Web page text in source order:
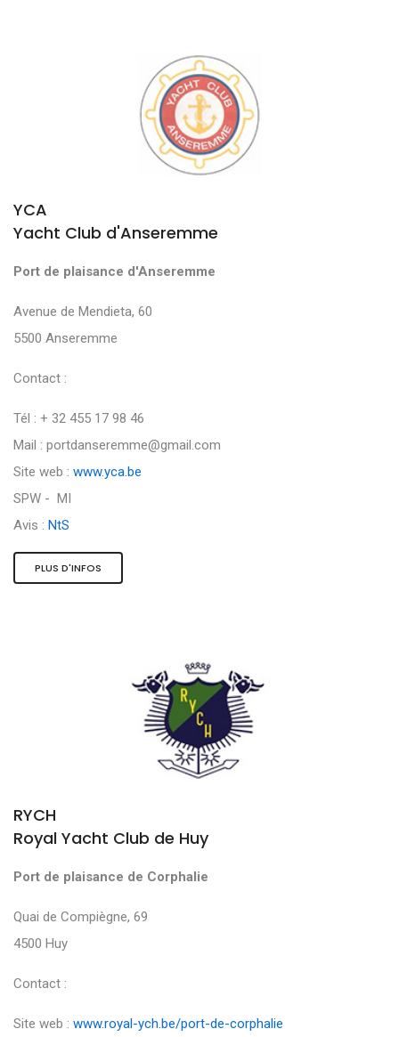
YCA
Yacht Club d'Anseremme
Port de plaisance d'Anseremme
Avenue de Mendieta, 60
5500 Anseremme
Contact :
Tél : + 32 455 17 98 46
Mail : portdanseremme@gmail.com
Site web : www.yca.be
SPW - MI
Avis : NtS
PLUS D'INFOS
RYCH
Royal Yacht Club de Huy
Port de plaisance de Corphalie
Quai de Compiègne, 69
4500 Huy
Contact :
Site web : www.royal-ych.be/port-de-corphalie